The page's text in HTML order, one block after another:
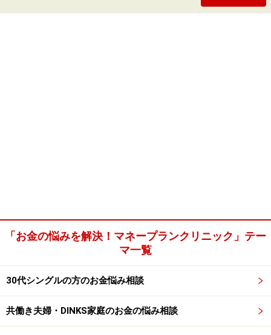
「お金の悩みを解決！マネープランクリニック」テー
マ一覧
30代シングルの方のお金悩み相談
共働き夫婦・DINKS家庭のお金の悩み相談